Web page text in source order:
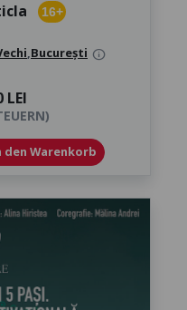
16+
,București info
LEI
of tickets
den Warenkorb